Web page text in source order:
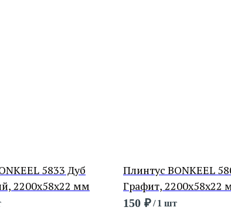
5833 Дуб
2200х58х22 мм
Плинтус BONKEEL
Графит, 2200х58х22
150 ₽/ 1 шт